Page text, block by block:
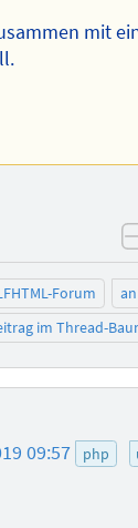
mit
Forum
im Thread-
09:57 php